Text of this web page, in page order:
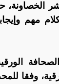
مهم
وفقا